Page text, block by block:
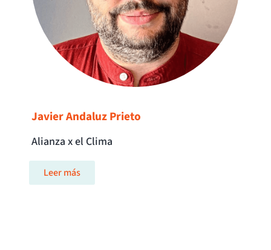
Javier Andaluz Prieto
Alianza x el Clima
Leer más